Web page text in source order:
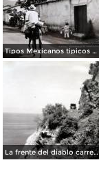
Tipos Mexicanos tipicos aguadores..
La frente del diablo carretera Acapulo a Pie de La Cuesta ( Fechada el en 1931 ).